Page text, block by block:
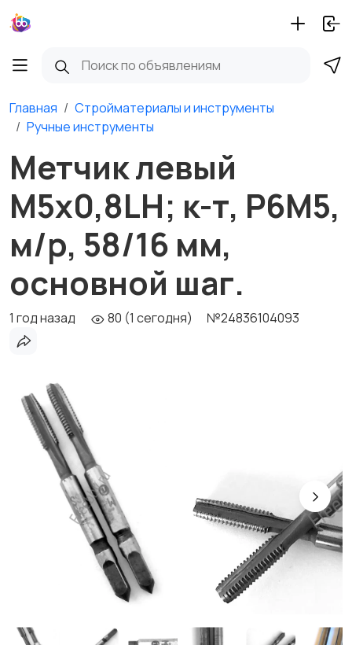
Главная
Стройматериалы и инструменты
Ручные инструменты
Метчик левый
М5х0,8LH; к-т, Р6М5,
м/р, 58/16 мм,
основной шаг.
1 год назад 80 (1 сегодня) №24836104093